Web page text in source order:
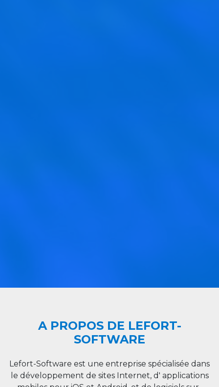
A PROPOS DE LEFORT-
SOFTWARE
Lefort-Software est une entreprise spécialisée dans
le développement de sites Internet, d' applications